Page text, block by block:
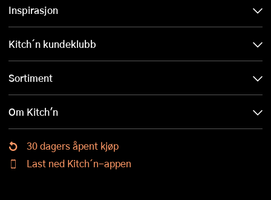
Inspirasjon
Kitch´n kundeklubb
Sortiment
Om Kitch'n
30 dagers åpent kjøp
Last ned Kitch´n-appen